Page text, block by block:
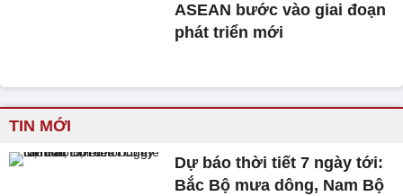
ASEAN bước vào giai đoạn
phát triển mới
TIN MỚI
Dự báo thời tiết 7 ngày tới:
Bắc Bộ mưa dông, Nam Bộ